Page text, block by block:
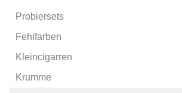
Probiersets
Fehlfarben
Kleincigarren
Krumme